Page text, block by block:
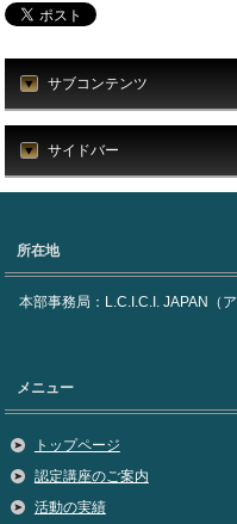
サブコンテンツ
サイドバー
所在地
本部事務局：L.C.I.C.I. JAPAN（
メニュー
トップページ
認定講座のご案内
活動の実績